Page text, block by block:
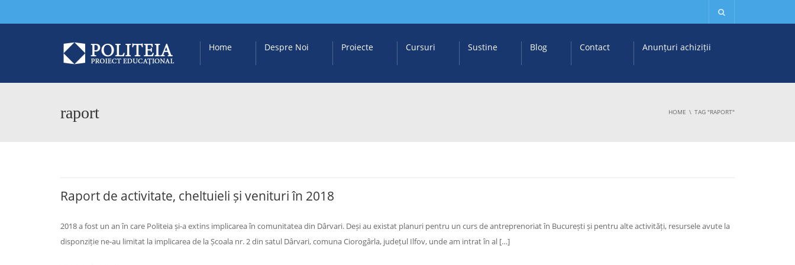
Home Despre Noi Proiecte Cursuri Sustine Blog Contact Anunțuri achiziții
raport HOME TAG "RAPORT"
Raport de activitate, cheltuieli și venituri în 2018
2018 a fost un an în care Politeia și-a extins implicarea în comunitatea din Dârvari. Deși au existat planuri pentru un curs de antreprenoriat în București și pentru alte activități, resursele avute la
disponziție ne-au limitat la implicarea de la Școala nr. 2 din satul Dârvari, comuna Ciorogârla, județul Ilfov, unde am intrat în al […]